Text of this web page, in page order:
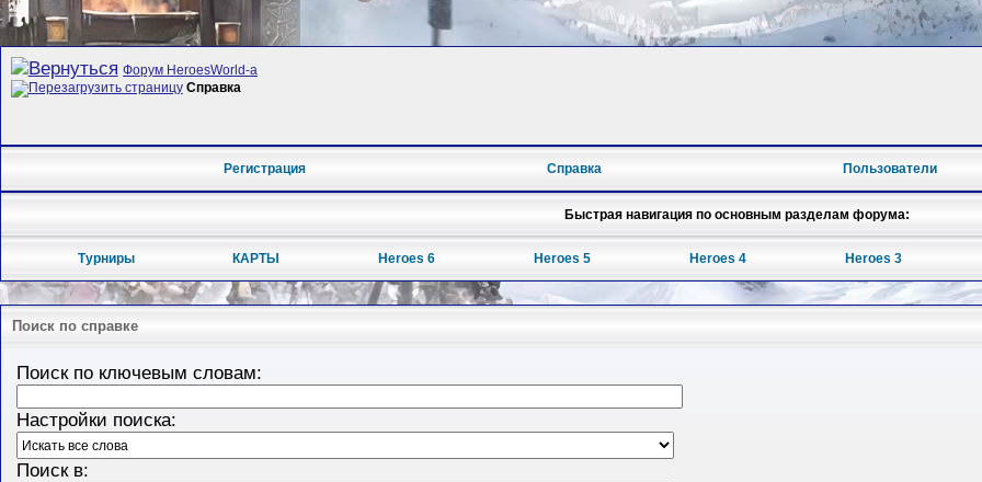
Форум HeroesWorld-а
Справка
Регистрация Справка Пользователи
Быстрая навигация по основным разделам форума:
Турниры КАРТЫ Heroes 6 Heroes 5 Heroes 4 Heroes 3
Поиск по справке
Поиск по ключевым словам:
Настройки поиска:
Поиск в: